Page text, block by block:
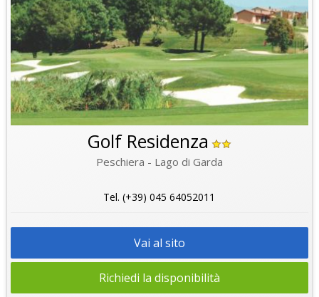
Golf Residenza
Peschiera - Lago di Garda
Tel. (+39) 045 64052011
Vai al sito
Richiedi la disponibilità